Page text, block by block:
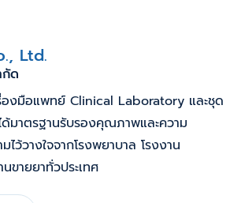
Ltd.
ด
องมือแพทย์ Clinical Laboratory และชุด
มาตรฐานรับรองคุณภาพและความ
ว้วางใจจากโรงพยาบาล โรงงาน
ขายยาทั่วประเทศ